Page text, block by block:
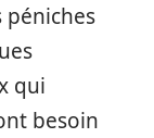
qui
besoin